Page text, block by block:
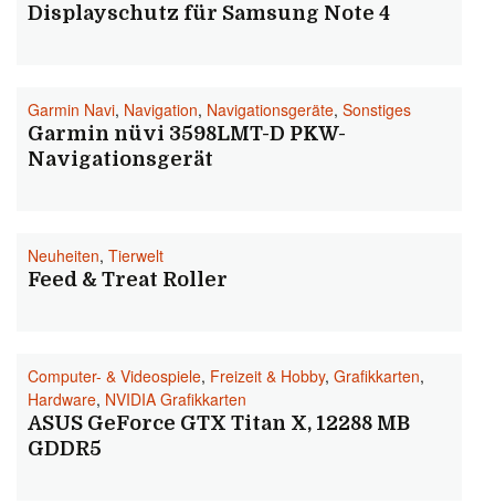
Displayschutz für Samsung Note 4
Garmin Navi, Navigation, Navigationsgeräte, Sonstiges
Garmin nüvi 3598LMT-D PKW-
Navigationsgerät
Neuheiten, Tierwelt
Feed & Treat Roller
Computer- & Videospiele, Freizeit & Hobby, Grafikkarten,
Hardware, NVIDIA Grafikkarten
ASUS GeForce GTX Titan X, 12288 MB
GDDR5